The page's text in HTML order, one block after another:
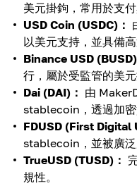
美元掛鉤，常用於支付
USD Coin (USDC)：
以美元支持，並具備
Binance USD (BUSD)
行，屬於受監管的美
Dai (DAI)： 由
stablecoin，透過加密
FDUSD (First Digital
stablecoin，並被廣泛
TrueUSD (TUSD)：
規性。